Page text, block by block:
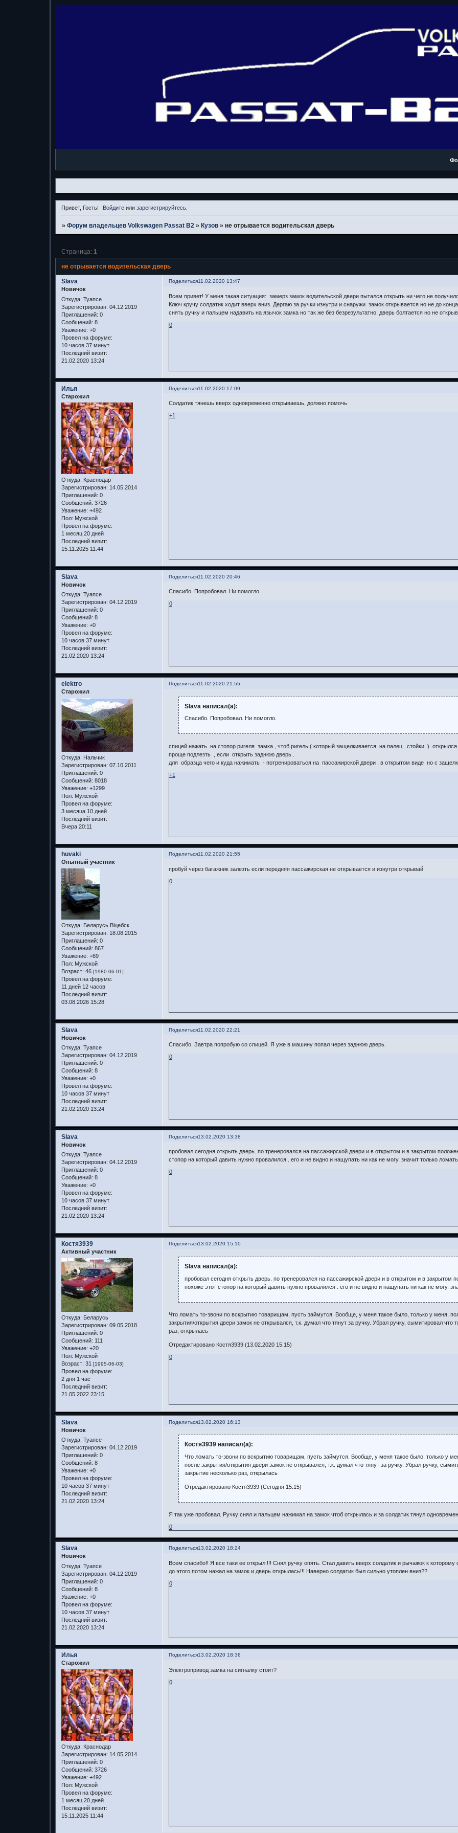
Привет, Гость! Войдите илизарегистрируйтесь.
» Форум владельцев Volkswagen Passat B2 » Кузов » не отрывается водительская дверь
не отрывается водительская дверь
Страница: 1
Поделиться11.02.2020 13:47
Slava
Новичок
Откуда: Туапсе
Зарегистрирован: 04.12.2019
Приглашений: 0
Сообщений: 8
Уважение: +0
Провел на форуме:
10 часов 37 минут
Последний визит:
21.02.2020 13:24
Всем привет! У меня такая ситуация: замерз замок водительской двери пытался открыть ни чего не
Ключ кручу солдатик ходит вверх вниз. Дергаю за ручки изнутри и снаружи замок открывается но не до
снять ручку и пальцем надавить на язычок замка но так же без безрезультатно. дверь болтается но не
0
Поделиться11.02.2020 17:09
Илья
Старожил
Откуда: Краснодар
Зарегистрирован: 14.05.2014
Приглашений: 0
Сообщений: 3726
Уважение: +492
Пол: Мужской
Провел на форуме:
1 месяц 20 дней
Последний визит:
15.11.2025 11:44
Солдатик тянешь вверх одновременно открываешь, должно помочь
+1
Поделиться11.02.2020 20:46
Slava
Новичок
Откуда: Туапсе
Зарегистрирован: 04.12.2019
Приглашений: 0
Сообщений: 8
Уважение: +0
Провел на форуме:
10 часов 37 минут
Последний визит:
21.02.2020 13:24
Спасибо. Попробовал. Ни помогло.
0
Поделиться11.02.2020 21:55
elektro
Старожил
Откуда: Нальчик
Зарегистрирован: 07.10.2011
Приглашений: 0
Сообщений: 8018
Уважение: +1299
Пол: Мужской
Провел на форуме:
3 месяца 10 дней
Последний визит:
Вчера 20:11
Slava написал(а):
Спасибо. Попробовал. Ни помогло.
спицей нажать на стопор ригеля замка , чтоб ригель ( который защелкивается на палец стойки ) открылся
проще подлезть , если открыть заднюю дверь .
для образца чего и куда нажимать - потренироваться на пассажирской двери , в открытом виде но с
+1
Поделиться11.02.2020 21:55
huvaki
Опытный участник
Откуда: Беларусь Віцебск
Зарегистрирован: 18.08.2015
Приглашений: 0
Сообщений: 867
Уважение: +69
Пол: Мужской
Возраст: 46 [1980-06-01]
Провел на форуме:
11 дней 12 часов
Последний визит:
03.08.2026 15:28
пробуй через багажник залезть если передняя пассажирская не открывается и изнутри открывай
0
Поделиться11.02.2020 22:21
Slava
Новичок
Откуда: Туапсе
Зарегистрирован: 04.12.2019
Приглашений: 0
Сообщений: 8
Уважение: +0
Провел на форуме:
10 часов 37 минут
Последний визит:
21.02.2020 13:24
Спасибо. Завтра попробую со спицей. Я уже в машину попал через заднюю дверь.
0
Поделиться13.02.2020 13:38
Slava
Новичок
Откуда: Туапсе
Зарегистрирован: 04.12.2019
Приглашений: 0
Сообщений: 8
Уважение: +0
Провел на форуме:
10 часов 37 минут
Последний визит:
21.02.2020 13:24
пробовал сегодня открыть дверь. по тренеровался на пассажирской двери и в открытом и в закрытом
стопор на который давить нужно провалился . его и не видно и нащупать ни как не могу. значит только
0
Поделиться13.02.2020 15:10
Костя3939
Активный участник
Откуда: Беларусь
Зарегистрирован: 09.05.2018
Приглашений: 0
Сообщений: 111
Уважение: +20
Пол: Мужской
Возраст: 31 [1995-06-03]
Провел на форуме:
2 дня 1 час
Последний визит:
21.05.2022 23:15
Slava написал(а):
пробовал сегодня открыть дверь. по тренеровался на пассажирской двери и в открытом и в закрытом
похоже этот стопор на который давить нужно провалился . его и не видно и нащупать ни как не могу.
Что ломать то-звони по вскрытию товарищам, пусть займутся. Вообще, у меня такое было, только у меня,
закрытия/открытия двери замок не открывался, т.к. думал что тянут за ручку. Убрал ручку, сымитировал что
раз, открылась
Отредактировано Костя3939 (13.02.2020 15:15)
0
Поделиться13.02.2020 16:13
Slava
Новичок
Откуда: Туапсе
Зарегистрирован: 04.12.2019
Приглашений: 0
Сообщений: 8
Уважение: +0
Провел на форуме:
10 часов 37 минут
Последний визит:
21.02.2020 13:24
Костя3939 написал(а):
Что ломать то-звони по вскрытию товарищам, пусть займутся. Вообще, у меня такое было, только у
после закрытия/открытия двери замок не открывался, т.к. думал что тянут за ручку. Убрал ручку,
закрытие несколько раз, открылась
Отредактировано Костя3939 (Сегодня 15:15)
Я так уже пробовал. Ручку снял и пальцем нажимал на замок чтоб открылась и за солдатик тянул
0
Поделиться13.02.2020 18:24
Slava
Новичок
Откуда: Туапсе
Зарегистрирован: 04.12.2019
Приглашений: 0
Сообщений: 8
Уважение: +0
Провел на форуме:
10 часов 37 минут
Последний визит:
21.02.2020 13:24
Всем спасибо!! Я все таки ее открыл.!!! Снял ручку опять. Стал давить вверх солдатик и рычажок к
до этого потом нажал на замок и дверь открылась!!! Наверно солдатик был сильно утоплен вниз??
0
Поделиться13.02.2020 18:36
Илья
Старожил
Откуда: Краснодар
Зарегистрирован: 14.05.2014
Приглашений: 0
Сообщений: 3726
Уважение: +492
Пол: Мужской
Провел на форуме:
1 месяц 20 дней
Последний визит:
15.11.2025 11:44
Электропривод замка на сигналку стоит?
0